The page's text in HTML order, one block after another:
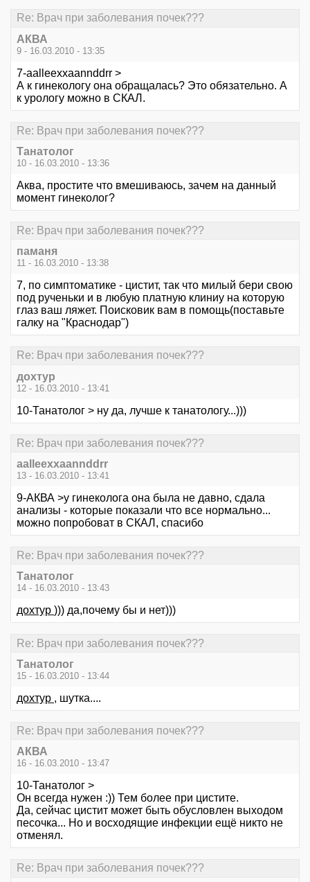
Re: Врач при заболевания почек???
АКВА
9 - 16.03.2010 - 13:35
7-aalleexxaannddrr >
А к гинекологу она обращалась? Это обязательно. А
к урологу можно в СКАЛ.
Re: Врач при заболевания почек???
Танатолог
10 - 16.03.2010 - 13:36
Аква, простите что вмешиваюсь, зачем на данный
момент гинеколог?
Re: Врач при заболевания почек???
паманя
11 - 16.03.2010 - 13:38
7, по симптоматике - цистит, так что милый бери свою
под рученьки и в любую платную клиниу на которую
глаз ваш ляжет. Поисковик вам в помощь(поставьте
галку на "Краснодар")
Re: Врач при заболевания почек???
дохтур
12 - 16.03.2010 - 13:41
10-Танатолог > ну да, лучше к танатологу...)))
Re: Врач при заболевания почек???
aalleexxaannddrr
13 - 16.03.2010 - 13:41
9-АКВА >у гинеколога она была не давно, сдала
анализы - которые показали что все нормально...
можно попробоват в СКАЛ, спасибо
Re: Врач при заболевания почек???
Танатолог
14 - 16.03.2010 - 13:43
дохтур ))) да,почему бы и нет)))
Re: Врач при заболевания почек???
Танатолог
15 - 16.03.2010 - 13:44
дохтур , шутка....
Re: Врач при заболевания почек???
АКВА
16 - 16.03.2010 - 13:47
10-Танатолог >
Он всегда нужен :)) Тем более при цистите.
Да, сейчас цистит может быть обусловлен выходом
песочка... Но и восходящие инфекции ещё никто не
отменял.
Re: Врач при заболевания почек???